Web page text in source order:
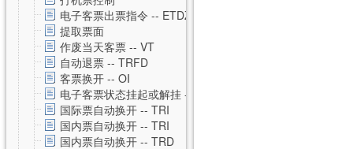
电子客票出票指令 -- ETDZ
提取票面
作废当天客票 -- VT
自动退票 -- TRFD
客票换开 -- OI
电子客票状态挂起或解挂 -- TSS
国际票自动换开 -- TRI
国内票自动换开 -- TRI
国内票自动换开 -- TRD